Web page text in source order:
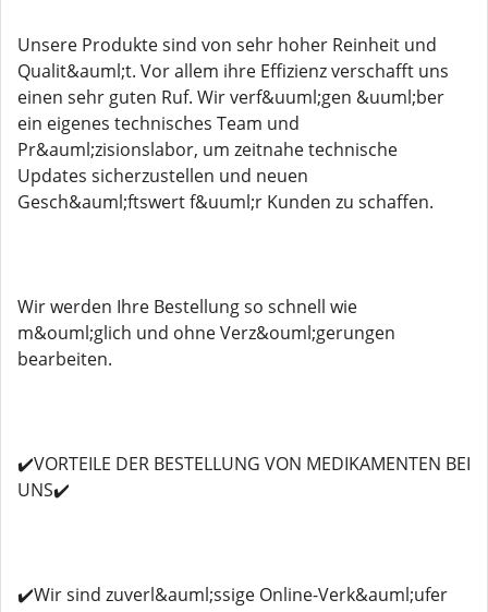
Unsere Produkte sind von sehr hoher Reinheit und
Qualit&auml;t. Vor allem ihre Effizienz verschafft uns
einen sehr guten Ruf. Wir verf&uuml;gen &uuml;ber
ein eigenes technisches Team und
Pr&auml;zisionslabor, um zeitnahe technische
Updates sicherzustellen und neuen
Gesch&auml;ftswert f&uuml;r Kunden zu schaffen.
Wir werden Ihre Bestellung so schnell wie
m&ouml;glich und ohne Verz&ouml;gerungen
bearbeiten.
✔️VORTEILE DER BESTELLUNG VON MEDIKAMENTEN BEI
UNS✔️
✔️Wir sind zuverl&auml;ssige Online-Verk&auml;ufer